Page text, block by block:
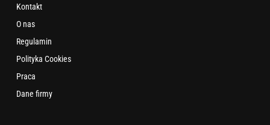
Kontakt
O nas
Regulamin
Polityka Cookies
Praca
Dane firmy